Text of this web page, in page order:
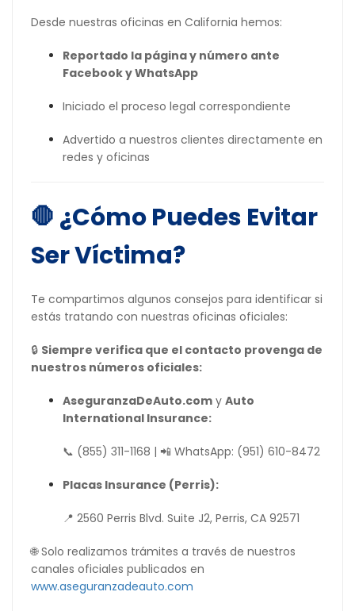
Desde nuestras oficinas en California hemos:
Reportado la página y número ante
Facebook y WhatsApp
Iniciado el proceso legal correspondiente
Advertido a nuestros clientes directamente en
redes y oficinas
🛑 ¿Cómo Puedes Evitar
Ser Víctima?
Te compartimos algunos consejos para identificar si
estás tratando con nuestras oficinas oficiales:
🔒 Siempre verifica que el contacto provenga de
nuestros números oficiales:
AseguranzaDeAuto.com y Auto
International Insurance:
📞 (855) 311-1168 | 📲 WhatsApp: (951) 610-8472
Placas Insurance (Perris):
📍 2560 Perris Blvd. Suite J2, Perris, CA 92571
🌐 Solo realizamos trámites a través de nuestros
canales oficiales publicados en
www.aseguranzadeauto.com